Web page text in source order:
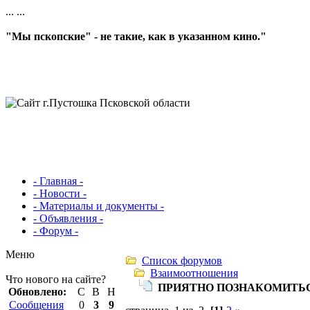
... ...
"Мы пскопские" - не такие, как в указанном кино."
- Главная -
- Новости -
- Материалы и документы -
- Объявления -
- Форум -
Меню
Что нового на сайте?
Обновлено:
С В
Н
Сообщения
0 3 9
Список форумов
Взаимоотношения
ПРИЯТНО